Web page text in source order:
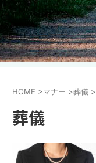
HOME >マナー >葬儀 >
葬儀